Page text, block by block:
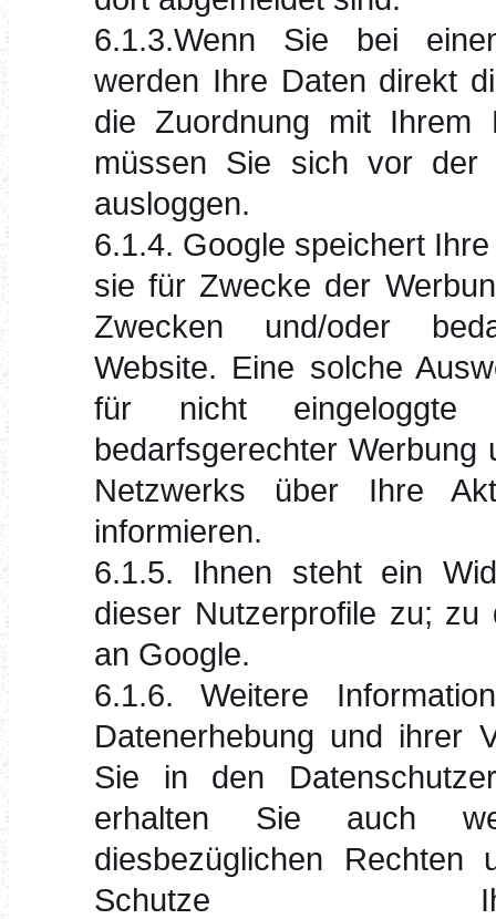
6.1.3.Wenn Sie bei
werden Ihre Daten direkt
die Zuordnung mit Ihrem
müssen Sie sich vor der
ausloggen.
6.1.4. Google speichert
sie für Zwecke der
Zwecken und/oder
Website. Eine solche
für nicht eingeloggte
bedarfsgerechter
Netzwerks über Ihre
informieren.
6.1.5. Ihnen steht ein
dieser Nutzerprofile zu; zu
an Google.
6.1.6. Weitere
Datenerhebung und ihrer
Sie in den
erhalten Sie auch
diesbezüglichen Rechten
Schutze